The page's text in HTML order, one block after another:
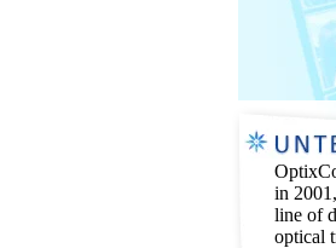
in
line of
optical
2012-
Optical
100G